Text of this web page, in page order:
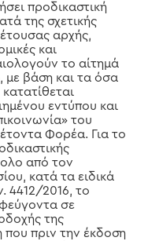
προδικαστική
της σχετικής
αρχής,
και
το αίτημά
με βάση και τα όσα
εντύπου και
του
Φορέα. Για το
από τον
κατά τα ειδικά
4412/2016, το
σε
της
πριν την έκδοση